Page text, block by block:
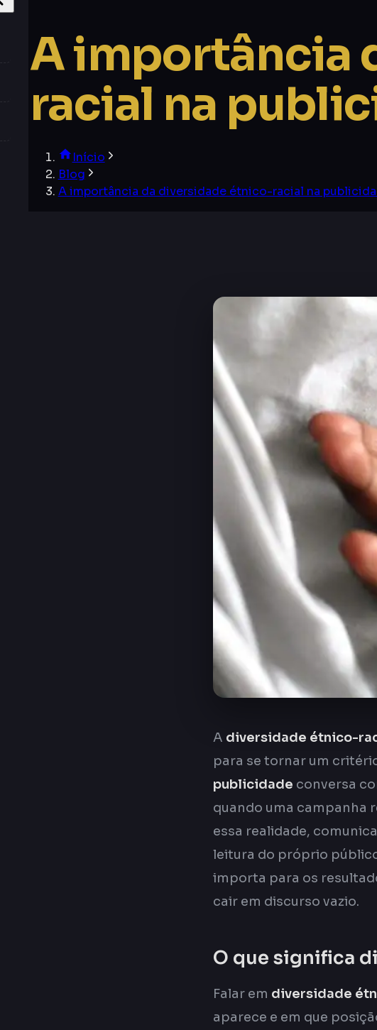
A importância
racial na
Início
Blog
A importância da diversidade étnico-racial na
A diversidade étnico-
para se tornar um
publicidade conversa
quando uma campanha
essa realidade,
leitura do próprio
importa para os
cair em discurso vazio.
O que significa
Falar em diversidade
aparece e em que